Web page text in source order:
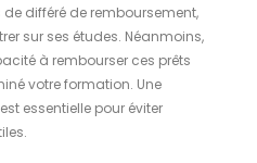
de différé de remboursement,
sur ses études. Néanmoins,
à rembourser ces prêts
votre formation. Une
essentielle pour éviter